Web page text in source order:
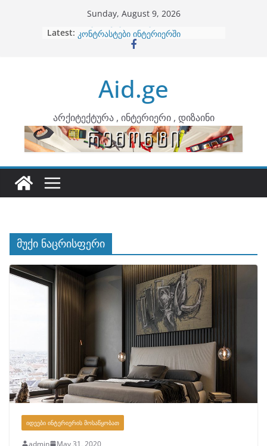
Sunday, August 9, 2026
Latest: ბინების გაერთიანება
კონტრასტები ინტერიერში
ინტერიერის დიზიანი
არტემიდი წარმოგიდგენთ
Aid.ge
არქიტექტურა , ინტერიერი , დიზაინი
მუქი ნაცრისფერი
ᲘᲓᲔᲔᲑᲘ ᲘᲜᲢᲔᲠᲘᲔᲠᲘᲡ ᲛᲝᲡᲐᲬᲧᲝᲑᲐᲗ
admin
May 31, 2020